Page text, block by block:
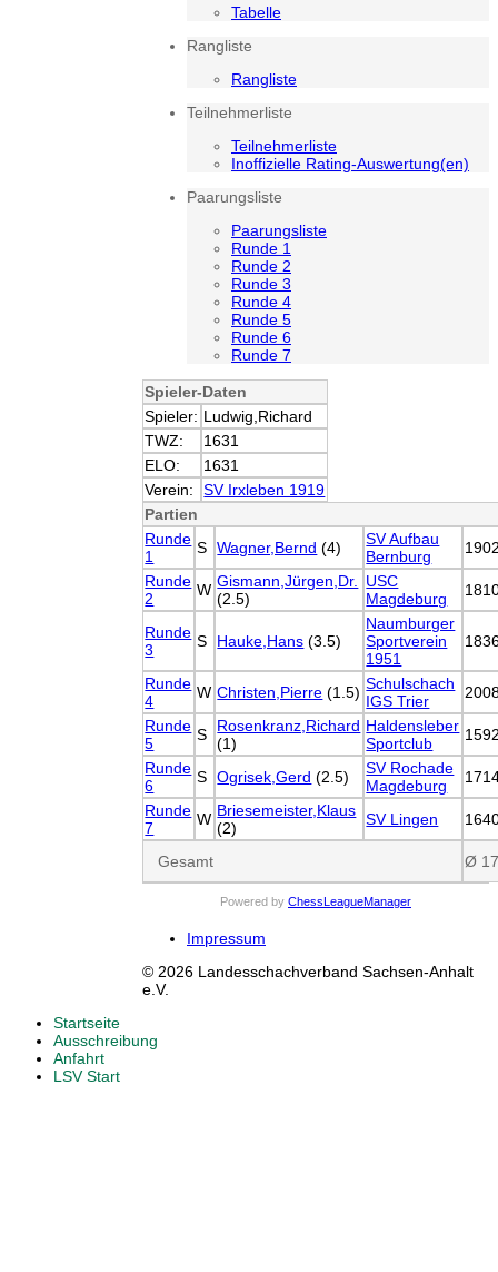
Tabelle
Rangliste
Rangliste
Teilnehmerliste
Teilnehmerliste
Inoffizielle Rating-Auswertung(en)
Paarungsliste
Paarungsliste
Runde 1
Runde 2
Runde 3
Runde 4
Runde 5
Runde 6
Runde 7
Spieler-Daten
Spieler: Ludwig,Richard
TWZ:
1631
ELO:
1631
Verein:
SV Irxleben 1919
Partien
Runde
1
S Wagner,Bernd (4)
SV Aufbau
Bernburg
Runde
2
W Gismann,Jürgen,Dr.
(2.5)
USC
Magdeburg
Runde
3
S Hauke,Hans (3.5)
Naumburger
Sportverein
1951
Runde
4
W Christen,Pierre (1.5) Schulschach
IGS Trier
Runde
5
S
Rosenkranz,Richard
(1)
Haldensleber
Sportclub
Runde
6
S Ogrisek,Gerd (2.5)
SV Rochade
Magdeburg
Runde
7
W Briesemeister,Klaus
(2)
SV Lingen
Gesamt Ø
Powered by ChessLeagueManager
Impressum
© 2026 Landesschachverband Sachsen-Anhalt
e.V.
Startseite
Ausschreibung
Anfahrt
LSV Start